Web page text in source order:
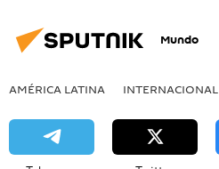
Mundo
AMÉRICA LATINA INTERNACIONAL